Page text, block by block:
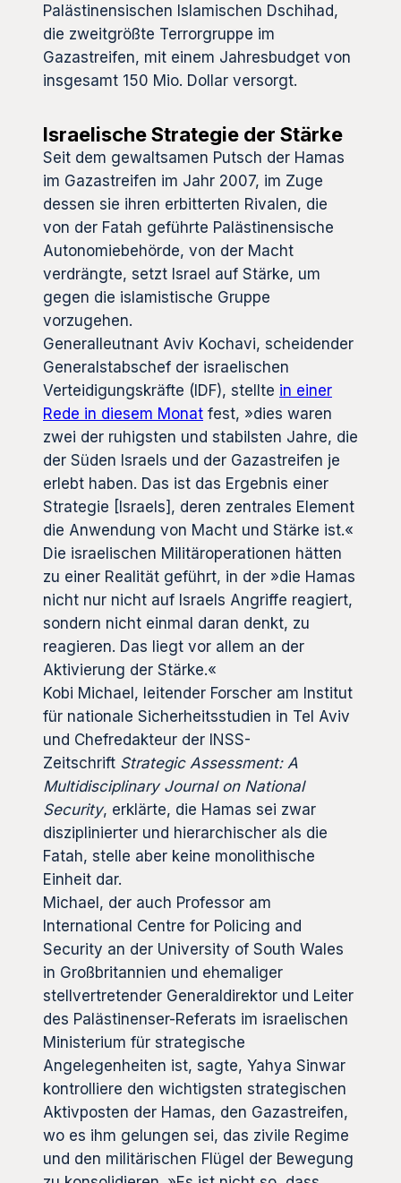
Palästinensischen Islamischen Dschihad,
die zweitgrößte Terrorgruppe im
Gazastreifen, mit einem Jahresbudget von
insgesamt 150 Mio. Dollar versorgt.
Israelische Strategie der Stärke
Seit dem gewaltsamen Putsch der Hamas
im Gazastreifen im Jahr 2007, im Zuge
dessen sie ihren erbitterten Rivalen, die
von der Fatah geführte Palästinensische
Autonomiebehörde, von der Macht
verdrängte, setzt Israel auf Stärke, um
gegen die islamistische Gruppe
vorzugehen.
Generalleutnant Aviv Kochavi, scheidender
Generalstabschef der israelischen
Verteidigungskräfte (IDF), stellte in einer
Rede in diesem Monat fest, »dies waren
zwei der ruhigsten und stabilsten Jahre, die
der Süden Israels und der Gazastreifen je
erlebt haben. Das ist das Ergebnis einer
Strategie [Israels], deren zentrales Element
die Anwendung von Macht und Stärke ist.«
Die israelischen Militäroperationen hätten
zu einer Realität geführt, in der »die Hamas
nicht nur nicht auf Israels Angriffe reagiert,
sondern nicht einmal daran denkt, zu
reagieren. Das liegt vor allem an der
Aktivierung der Stärke.«
Kobi Michael, leitender Forscher am Institut
für nationale Sicherheitsstudien in Tel Aviv
und Chefredakteur der INSS-
Zeitschrift Strategic Assessment: A
Multidisciplinary Journal on National
Security, erklärte, die Hamas sei zwar
disziplinierter und hierarchischer als die
Fatah, stelle aber keine monolithische
Einheit dar.
Michael, der auch Professor am
International Centre for Policing and
Security an der University of South Wales
in Großbritannien und ehemaliger
stellvertretender Generaldirektor und Leiter
des Palästinenser-Referats im israelischen
Ministerium für strategische
Angelegenheiten ist, sagte, Yahya Sinwar
kontrolliere den wichtigsten strategischen
Aktivposten der Hamas, den Gazastreifen,
wo es ihm gelungen sei, das zivile Regime
und den militärischen Flügel der Bewegung